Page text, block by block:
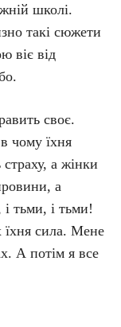
школі.
такі сюжети
віє від
своє.
чому їхня
а жінки
а
тьми, і тьми!
їхня сила. Мене
А потім я все